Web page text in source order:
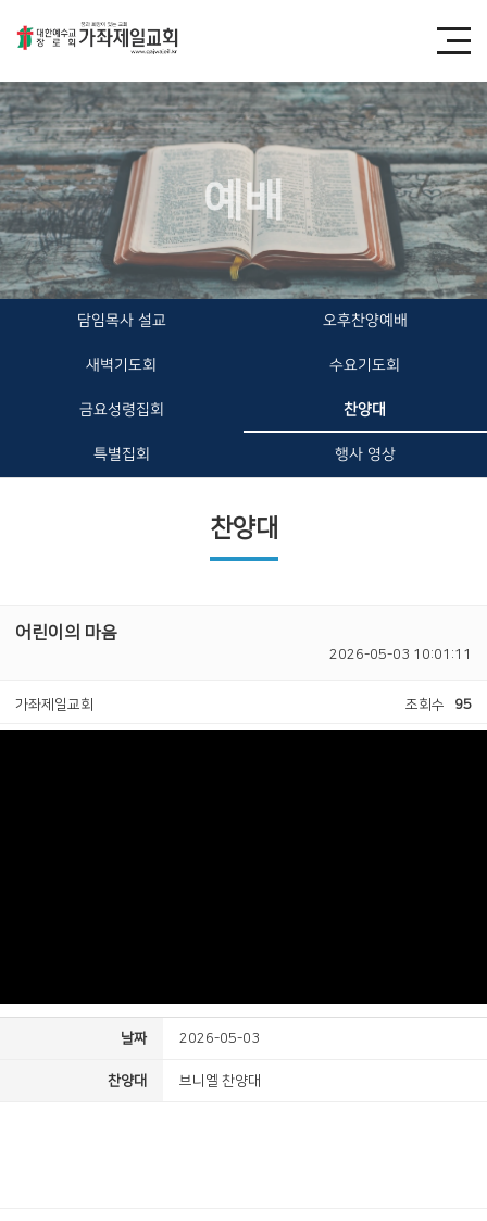
예배
담임목사 설교 오후찬양예배
새벽기도회 수요기도회
금요성령집회 찬양대
특별집회 행사 영상
찬양대
어린이의 마음
2026-05-03 10:01:11
가좌제일교회 조회수 95
날짜 2026-05-03
찬양대 브니엘 찬양대